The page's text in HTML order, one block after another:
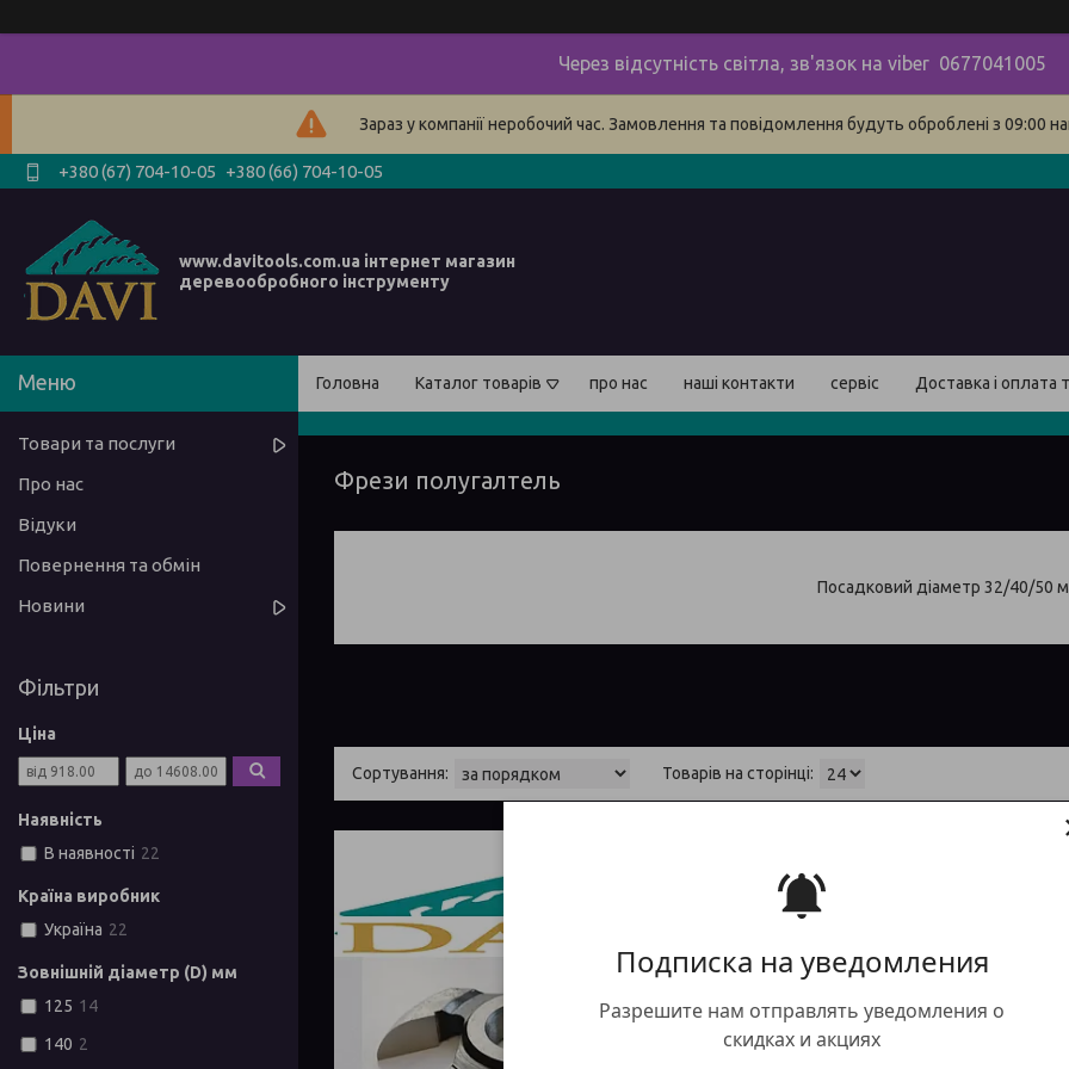
Подписка на уведомления
Разрешите нам отправлять уведомления о
скидках и акциях
Через відсутність світла, зв'язок на viber 0677041005
Зараз у компанії неробочий час. Замовлення та повідомлення будуть оброблені з 09:00
+380 (67) 704-10-05 +380 (66) 704-10-05
www.davitools.com.ua інтернет магазин
деревообробного інструменту
Головна Каталог товарів про нас наші контакти сервіс Доставка і оплата
Фрези полугалтель
Посадковий діаметр 32/40/50
Товари та послуги
Про нас
Відуки
Повернення та обмін
Новини
Фільтри
Ціна
Наявність
В наявності 22
Країна виробник
Україна 22
Зовнішній діаметр (D) мм
125 14
140 2